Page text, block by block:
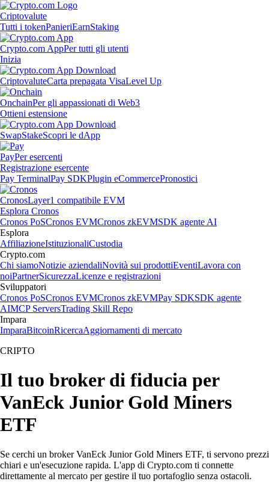
Criptovalute
Tutti i tokenPanieriEarnStaking
Crypto.com AppPer tutti gli utenti
Inizia
CriptovaluteCarta prepagata VisaLevel Up
OnchainPer gli appassionati di Web3
Ottieni estensione
SwapStakeScopri le dApp
PayPer esercenti
Registrazione esercente
Pay TerminalPay SDKPlugin eCommercePronostici
CronosLayer1 compatibile EVM
Esplora Cronos
Cronos PoSCronos EVMCronos zkEVMSDK agente AI
Esplora
AffiliazioneIstituzionaliCustodia
Crypto.com
Chi siamoNotizie aziendaliNovità sui prodottiEventiLavora con
noiPartnerSicurezzaLicenze e registrazioni
Sviluppatori
Cronos PoSCronos EVMCronos zkEVMPay SDKSDK agente
AIMCP ServersTrading Skill Repo
Impara
ImparaBitcoinRicercaAggiornamenti di mercato
CRIPTO
Il tuo broker di fiducia per
VanEck Junior Gold Miners
ETF
Se cerchi un broker VanEck Junior Gold Miners ETF, ti servono prezzi
chiari e un'esecuzione rapida. L'app di Crypto.com ti connette
direttamente al mercato per gestire il tuo portafoglio senza ostacoli.